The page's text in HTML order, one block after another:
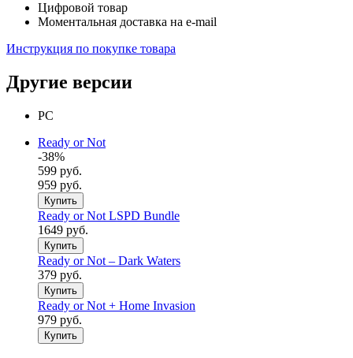
Цифровой товар
Моментальная доставка на e-mail
Инструкция по покупке товара
Другие версии
PC
Ready or Not
-38%
599 руб.
959 руб.
Купить
Ready or Not LSPD Bundle
1649 руб.
Купить
Ready or Not – Dark Waters
379 руб.
Купить
Ready or Not + Home Invasion
979 руб.
Купить